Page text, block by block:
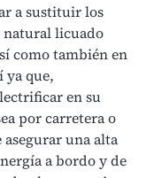
a sustituir los
natural licuado
como también en
ya que,
en su
por carretera o
una alta
a bordo y de